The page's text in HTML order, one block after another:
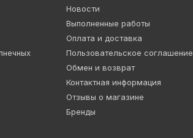
Новости
Выполненные работы
Оплата и доставка
Пользовательское соглашение
Обмен и возврат
Контактная информация
Отзывы о магазине
Бренды